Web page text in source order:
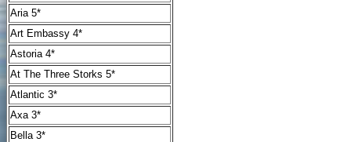
Aria 5*
Art Embassy 4*
Astoria 4*
At The Three Storks 5*
Atlantic 3*
Axa 3*
Bella 3*